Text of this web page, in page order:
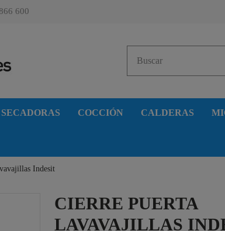
600
SECADORAS COCCIÓN CALDERAS
Indesit
CIERRE PUERTA
LAVAVAJILLAS